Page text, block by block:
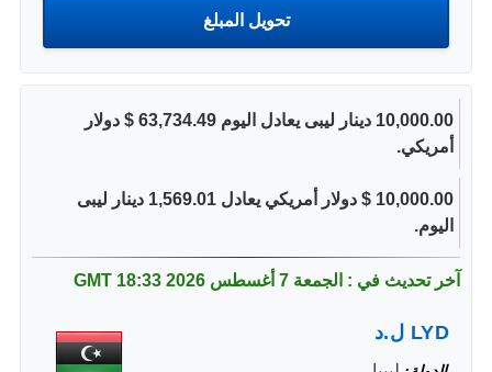
10,000.00 دينار ليبى يعادل اليوم 63,734.49 $ دولار
أمريكي.
10,000.00 $ دولار أمريكي يعادل 1,569.01 دينار ليبى
اليوم.
آخر تحديث في : الجمعة 7 أغسطس 2026 18:33 GMT
LYD ل.د